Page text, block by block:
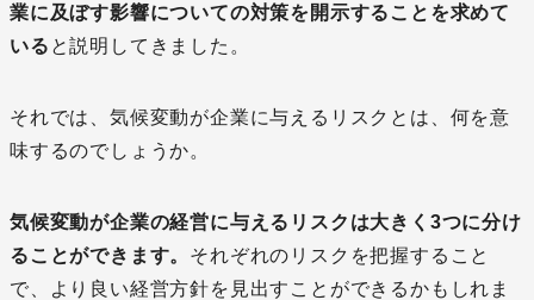
業に及ぼす影響についての対策を開示することを求めて
いる と説明してきました。
それでは、気候変動が企業に与えるリスクとは、何を意
味するのでしょうか。
気候変動が企業の経営に与えるリスクは大きく3つに分け
ることができます。 それぞれのリスクを把握すること
で、より良い経営方針を見出すことができるかもしれま